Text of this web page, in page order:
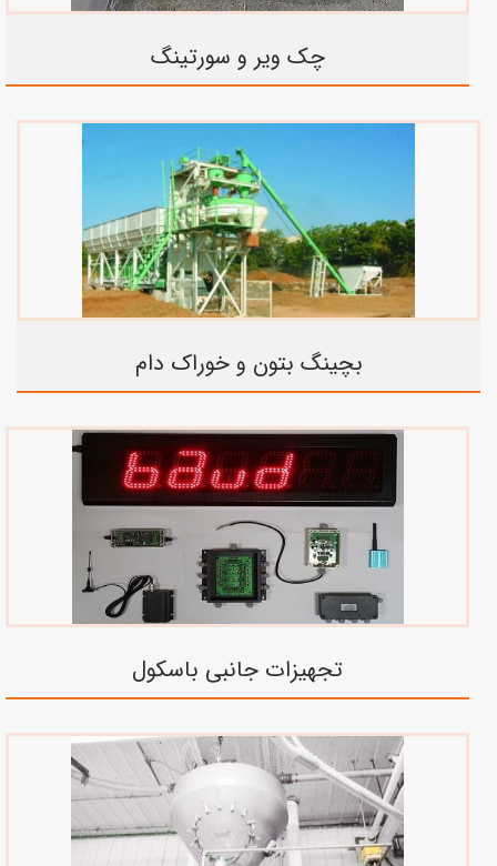
چک ویر و سورتینگ
بچینگ بتون و خوراک دام
تجهیزات جانبی باسکول